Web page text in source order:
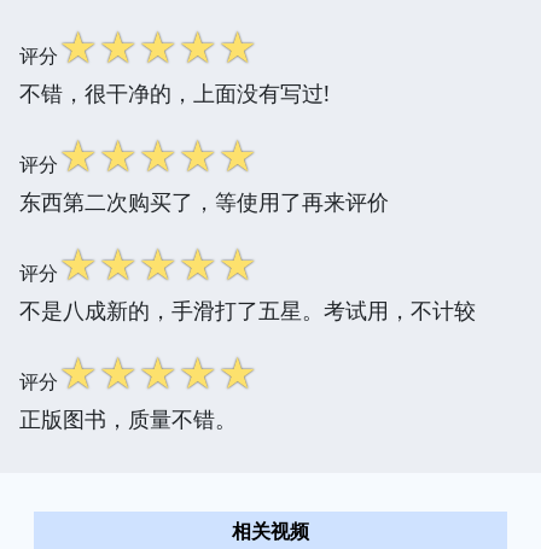
评分☆☆☆☆☆
不错，很干净的，上面没有写过!
评分☆☆☆☆☆
东西第二次购买了，等使用了再来评价
评分☆☆☆☆☆
不是八成新的，手滑打了五星。考试用，不计较
评分☆☆☆☆☆
正版图书，质量不错。
相关视频